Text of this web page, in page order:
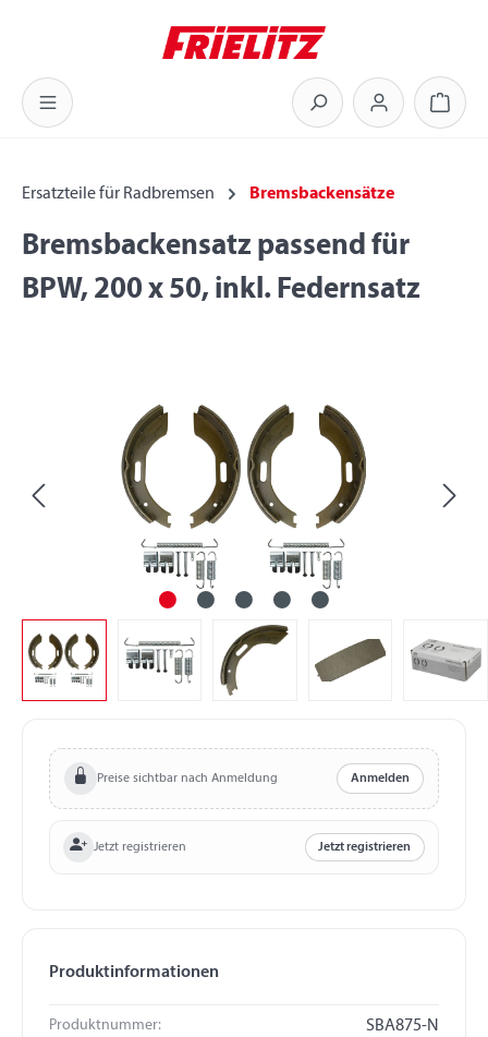
Zum Hauptinhalt springen
Ersatzteile für Radbremsen Bremsbackensätze
Bremsbackensatz passend für
BPW, 200 x 50, inkl. Federnsatz
Preise sichtbar nach Anmeldung Anmelden
Jetzt registrieren Jetzt registrieren
Produktinformationen
Produktnummer: SBA875-N